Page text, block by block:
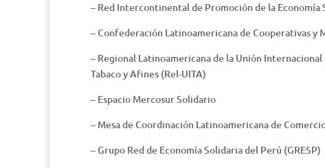
– Red Intercontinental de Promoción de la Economía
– Confederación Latinoamericana de Cooperativas y
– Regional Latinoamericana de la Unión
Tabaco y Afines (Rel-UITA)
– Espacio Mercosur Solidario
– Mesa de Coordinación Latinoamericana de
– Grupo Red de Economía Solidaria del Perú (GRESP)